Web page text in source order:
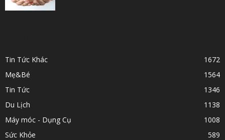
Tin Tức Khác
1672
Mẹ&Bé
1564
Tin Tức
1346
Du Lịch
1138
Máy móc - Dụng Cụ
1008
Sức Khỏe
589